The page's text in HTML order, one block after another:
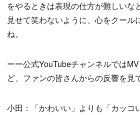
をやるときは表現の仕方が難しいな
見せて笑わないように、心をクール
ね。
ーー公式YouTubeチャンネルでは
ど、ファンの皆さんからの反響を見
小田：「かわいい」よりも「カッコ